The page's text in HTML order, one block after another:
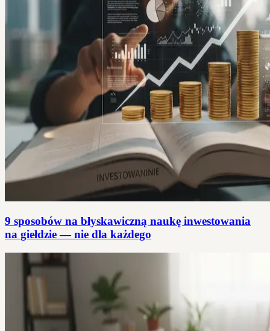
9 sposobów na błyskawiczną naukę inwestowania
na giełdzie — nie dla każdego